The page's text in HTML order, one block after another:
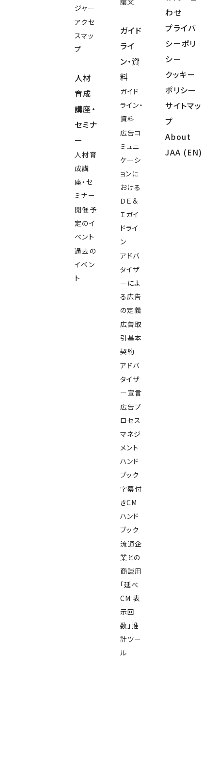
ジャー
アクセ
スマッ
プ
人材
育成
講座・
セミナ
ー
人材育
成講
座・セ
ミナー
開催予
定のイ
ベント
過去の
イベン
ト
ガイド
ライ
ン・資
料
ガイド
ライン・
資料
広告コ
ミュニ
ケーシ
ョンに
おける
ＤＥ＆
Ｉガイ
ドライ
ン
アドバ
タイザ
ーによ
る広告
の定義
広告取
引基本
契約
アドバ
タイザ
ー宣言
広告プ
ロセス
マネジ
メント
ハンド
ブック
字幕付
きCM
ハンド
ブック
流通企
業との
商談用
「延べ
CM 表
示回
数」推
計ツー
ル
わせ
プライバ
シーポリ
シー
クッキー
ポリシー
サイトマッ
プ
About
JAA (EN)